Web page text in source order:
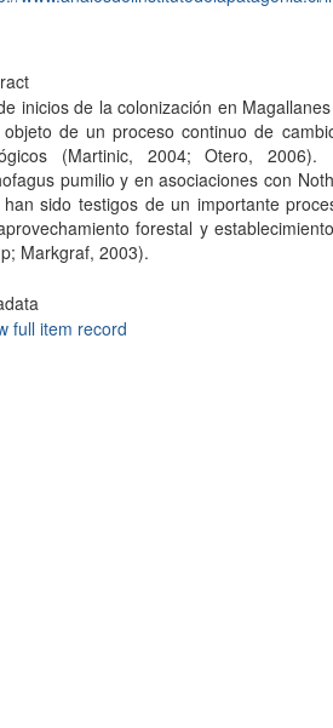
inicios de la colonización en
de un proceso continuo de
(Martinic, 2004; Otero,
pumilio y en asociaciones con
sido testigos de un importante
forestal y
Markgraf, 2003).
full item record